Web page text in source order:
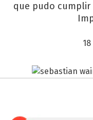
que pudo cumplir